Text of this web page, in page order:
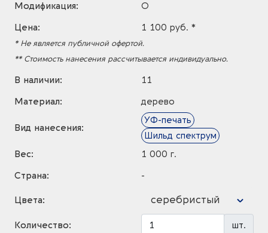
Модификация:
O
Цена:
1 100 руб. *
* Не является публичной офертой.
** Стоимость нанесения рассчитывается индивидуально.
В наличии:
11
Материал:
дерево
Вид нанесения:
УФ-печать
Шильд спектрум
Вес:
1 000 г.
Страна:
-
Цвета: серебристый
Количество: шт.